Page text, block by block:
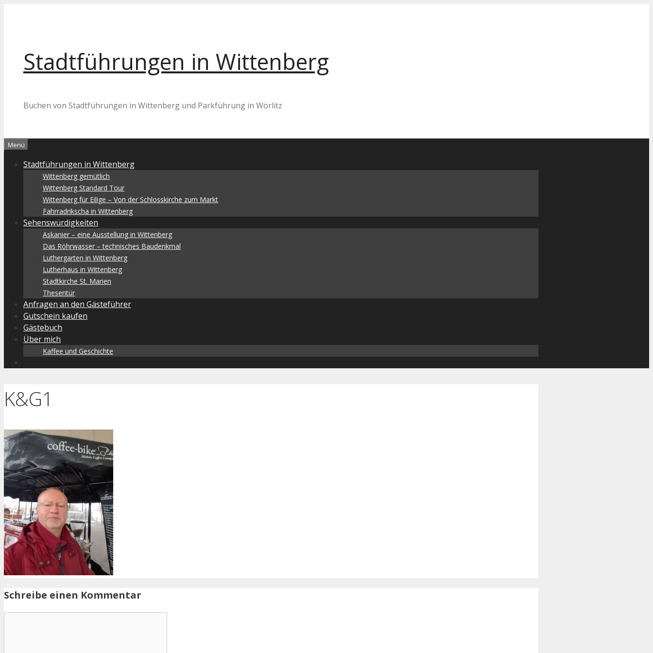
Stadtführungen in Wittenberg
Buchen von Stadtführungen in Wittenberg und Parkführung in Wörlitz
Menü
Stadtführungen in Wittenberg
Wittenberg gemütlich
Wittenberg Standard Tour
Wittenberg für Eilige – Von der Schlosskirche zum Markt
Fahrradrikscha in Wittenberg
Sehenswürdigkeiten
Askanier – eine Ausstellung in Wittenberg
Das Röhrwasser – technisches Baudenkmal
Luthergarten in Wittenberg
Lutherhaus in Wittenberg
Stadtkirche St. Marien
Thesentür
Anfragen an den Gästeführer
Gutschein kaufen
Gästebuch
Über mich
Kaffee und Geschichte
K&G1
Schreibe einen Kommentar